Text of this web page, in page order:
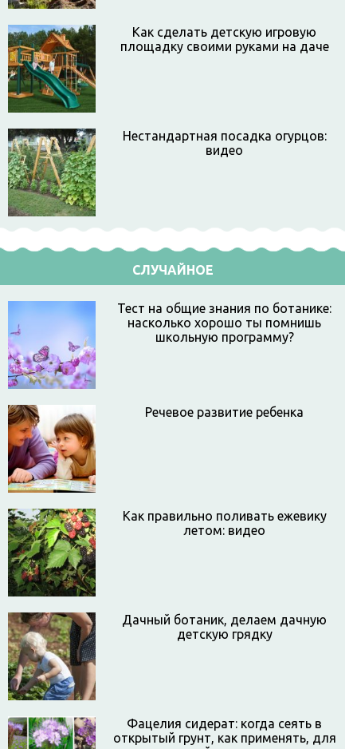
Как сделать детскую игровую
площадку своими руками на даче
Нестандартная посадка огурцов:
видео
СЛУЧАЙНОЕ
Тест на общие знания по ботанике:
насколько хорошо ты помнишь
школьную программу?
Речевое развитие ребенка
Как правильно поливать ежевику
летом: видео
Дачный ботаник, делаем дачную
детскую грядку
Фацелия сидерат: когда сеять в
открытый грунт, как применять, для